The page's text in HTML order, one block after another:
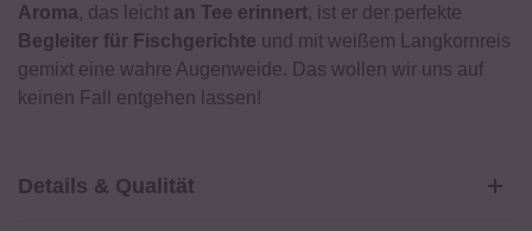
Aroma, das leicht an Tee erinnert, ist er der perfekte
Begleiter für Fischgerichte und mit weißem Langkornreis
gemixt eine wahre Augenweide. Das wollen wir uns auf
keinen Fall entgehen lassen!
Details & Qualität